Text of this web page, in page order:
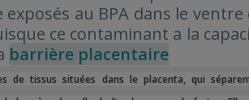
au BPA dans le ventre
ce contaminant a la
barrière placentaire
de tissus situées dans le placenta, qui